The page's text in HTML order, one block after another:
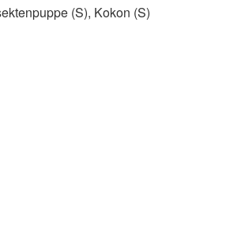
(S)​, Kokon (S)